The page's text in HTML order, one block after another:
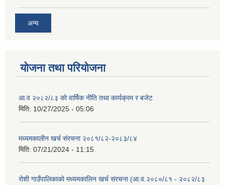
अन्य
योजना तथा परियोजना
आ.व २०८२/८३ को वार्षिक नीति तथा कार्यक्रम र बजेट
मिति: 10/27/2025 - 05:06
मध्यमकालीन खर्च संरचना २०८१/८२-२०८३/८४
मिति: 07/21/2024 - 11:15
रोशी गाउँपालिकाको मध्यमकालिन खर्च संरचना (आ.व.२०८०/८१ - २०८२/८३